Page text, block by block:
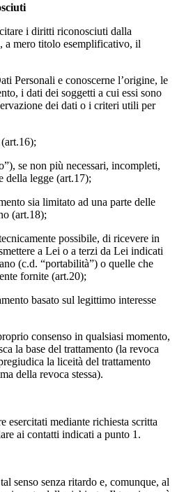
i diritti riconosciuti dalla
mero titolo esemplificativo, il
e conoscerne l’origine, le
i dati dei soggetti a cui essi sono
dei dati o i criteri utili per
se non più necessari, incompleti,
della legge (art.17);
sia limitato ad una parte delle
(art.18);
possibile, di ricevere in
a Lei o a terzi da Lei indicati
(c.d. “portabilità”) o quelle che
fornite (art.20);
basato sul legittimo interesse
consenso in qualsiasi momento,
la base del trattamento (la revoca
la liceità del trattamento
della revoca stessa).
esercitati mediante richiesta scritta
ai contatti indicati a punto 1.
senso senza ritardo e, comunque, al